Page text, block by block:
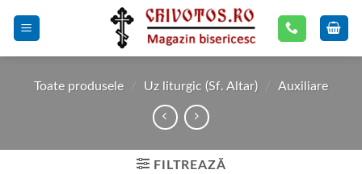
Toate produsele / Uz liturgic (Sf. Altar) / Auxiliare
FILTREAZĂ